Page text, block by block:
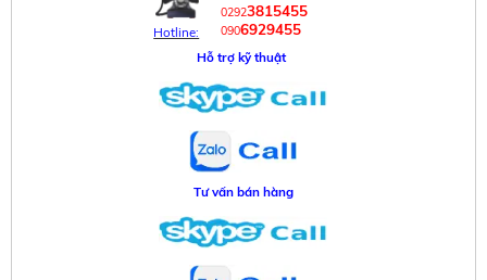
Hotline:
02923815455
0906929455
Hỗ trợ kỹ thuật
Tư vấn bán hàng